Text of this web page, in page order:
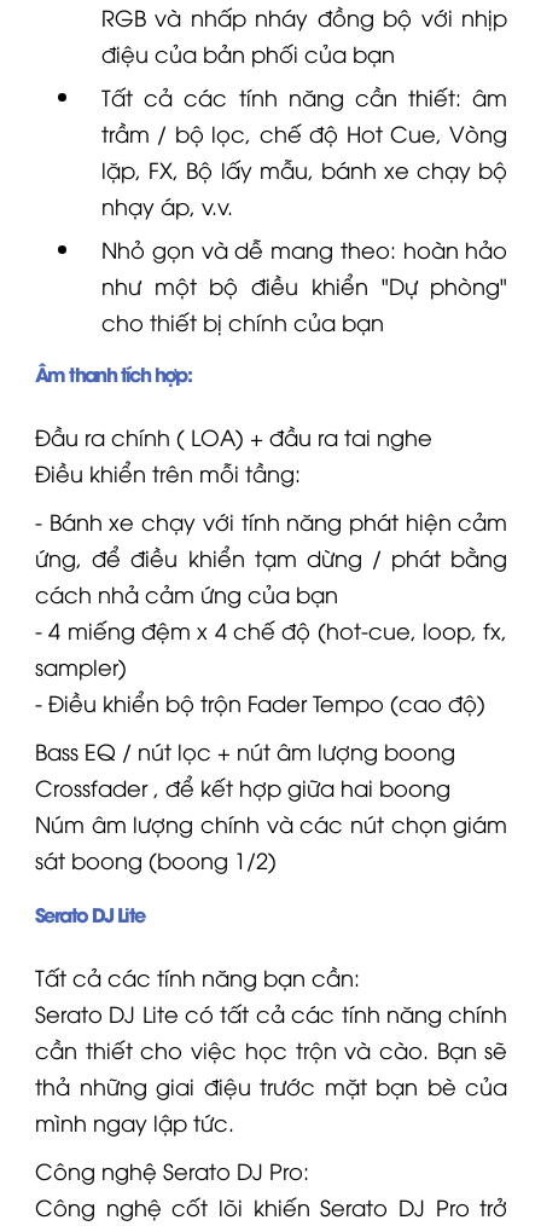
RGB và nhấp nháy đồng bộ với nhịp
điệu của bản phối của bạn
Tất cả các tính năng cần thiết: âm
trầm / bộ lọc, chế độ Hot Cue, Vòng
lặp, FX, Bộ lấy mẫu, bánh xe chạy bộ
nhạy áp, v.v.
Nhỏ gọn và dễ mang theo: hoàn hảo
như một bộ điều khiển "Dự phòng"
cho thiết bị chính của bạn
Âm thanh tích hợp:
Đầu ra chính ( LOA) + đầu ra tai nghe
Điều khiển trên mỗi tầng:
- Bánh xe chạy với tính năng phát hiện cảm
ứng, để điều khiển tạm dừng / phát bằng
cách nhả cảm ứng của bạn
- 4 miếng đệm x 4 chế độ (hot-cue, loop, fx,
sampler)
- Điều khiển bộ trộn FaderTempo (cao độ)
Bass EQ / nút lọc + nút âm lượng boong
Crossfader , để kết hợp giữa hai boong
Núm âm lượng chính và các nút chọn giám
sát boong (boong 1/2)
Serato DJ Lite
Tất cả các tính năng bạn cần:
Serato DJ Lite có tất cả các tính năng chính
cần thiết cho việc học trộn và cào. Bạn sẽ
thả những giai điệu trước mặt bạn bè của
mình ngay lập tức.
Công nghệ Serato DJ Pro:
Công nghệ cốt lõi khiến Serato DJ Pro trở